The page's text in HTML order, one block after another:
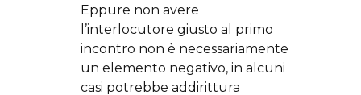
Eppure non avere
l’interlocutore giusto al primo
incontro non è necessariamente
un elemento negativo, in alcuni
casi potrebbe addirittura